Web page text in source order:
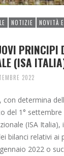
NOTIZIE
NOVITÀ
PRINCIPI
(ISA
2022
determina
del 1°
(ISA Italia),
bilanci relativi ai
2022 o